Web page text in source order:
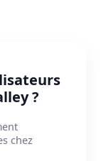
?
chez